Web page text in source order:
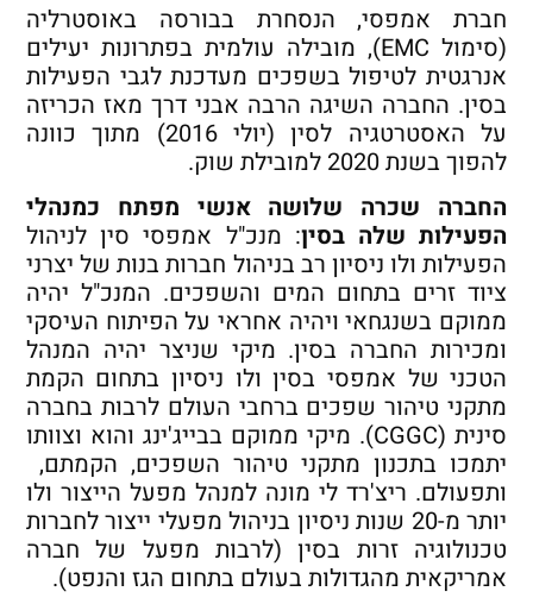
חברת אמפסי, הנסחרת בבורסה באוסטרליה
(סימול EMC), מובילה עולמית בפתרונות יעילים
אנרגטית לטיפול בשפכים מעדכנת לגבי הפעילות
בסין. החברה השיגה הרבה אבני דרך מאז הכריזה
על האסטרטגיה לסין (יולי 2016) מתוך כוונה
להפוך בשנת 2020 למובילת שוק.
החברה שכרה שלושה אנשי מפתח כמנהלי
הפעילות שלה בסין: מנכ"ל אמפסי סין לניהול
הפעילות ולו ניסיון רב בניהול חברות בנות של יצרני
ציוד זרים בתחום המים והשפכים. המנכ"ל יהיה
ממוקם בשנגחאי ויהיה אחראי על הפיתוח העיסקי
ומכירות החברה בסין. מיקי שניצר יהיה המנהל
הטכני של אמפסי בסין ולו ניסיון בתחום הקמת
מתקני טיהור שפכים ברחבי העולם לרבות בחברה
סינית (CGGC). מיקי ממוקם בבייג'ינג והוא וצוותו
יתמכו בתכנון מתקני טיהור השפכים, הקמתם,
ותפעולם. ריצ'רד לי מונה למנהל מפעל הייצור ולו
יותר מ-20 שנות ניסיון בניהול מפעלי ייצור לחברות
טכנולוגיה זרות בסין (לרבות מפעל של חברה
אמריקאית מהגדולות בעולם בתחום הגז והנפט).